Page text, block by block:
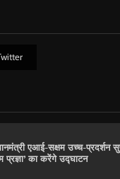
एआई-सक्षम उच्च-प्रदर्शन
प्रज्ञा’ का करेंगे उद्घाटन